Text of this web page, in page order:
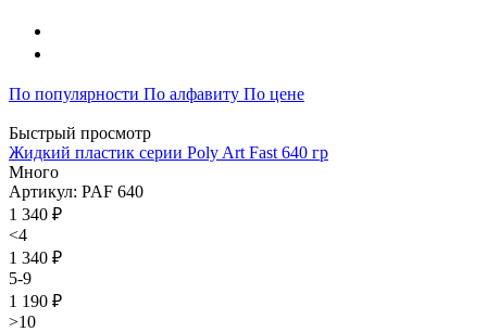
По популярности По алфавиту По цене
Быстрый просмотр
Жидкий пластик серии Poly Art Fast 640 гр
Много
Артикул: PAF 640
1 340 ₽
<4
1 340 ₽
5-9
1 190 ₽
>10